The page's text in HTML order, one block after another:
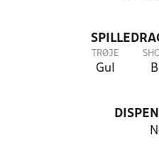
TRØJE
Gul